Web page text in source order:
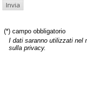
(*) campo obbligatorio
I dati saranno utilizzati nel
sulla privacy.